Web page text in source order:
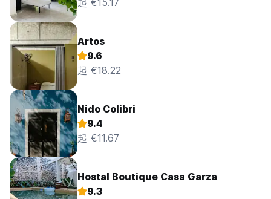
起 €15.17
Artos
9.6
起 €18.22
Nido Colibri
9.4
起 €11.67
Hostal Boutique Casa Garza
9.3